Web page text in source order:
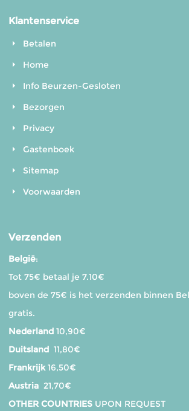
Klantenservice
Betalen
Home
Info Beurzen-Gesloten
Bezorgen
Privacy
Gastenboek
Sitemap
Voorwaarden
Verzenden
België:
Tot 75€ betaal je 7.10€
boven de 75€ is het verzenden binnen
gratis.
Nederland 10,90€
Duitsland 11,80€
Frankrijk16,50€
Austria21,70€
OTHER COUNTRIESUPON REQUEST